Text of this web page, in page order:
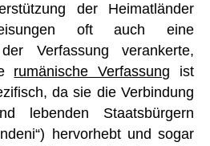
der Heimatländer
oft auch eine
Verfassung verankerte,
rumänische Verfassung ist
da sie die Verbindung
lebenden Staatsbürgern
hervorhebt und sogar